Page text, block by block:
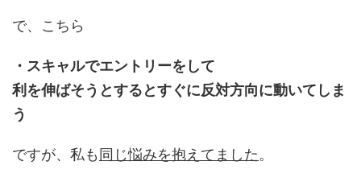
で、こちら
・スキャルでエントリーをして
利を伸ばそうとするとすぐに反対方向に動いてしま
う
ですが、私も 同じ悩みを抱えてました。